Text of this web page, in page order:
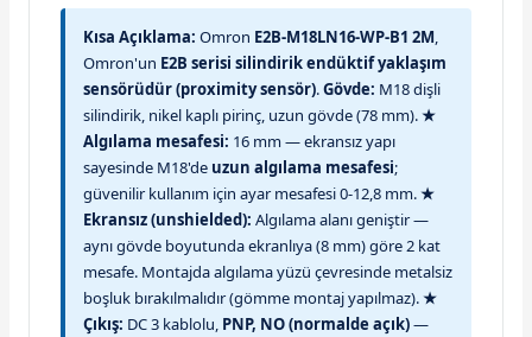
Kısa Açıklama: Omron E2B-M18LN16-WP-B1 2M,
Omron'un E2B serisi silindirik endüktif yaklaşım
sensörüdür (proximity sensör).Gövde: M18 dişli
silindirik, nikel kaplı pirinç, uzun gövde (78 mm).★
Algılama mesafesi: 16 mm — ekransız yapı
sayesinde M18'de uzun algılama mesafesi;
güvenilir kullanım için ayar mesafesi 0-12,8 mm.★
Ekransız (unshielded): Algılama alanı geniştir —
aynı gövde boyutunda ekranlıya (8 mm) göre 2 kat
mesafe. Montajda algılama yüzü çevresinde metalsiz
boşluk bırakılmalıdır (gömme montaj yapılmaz).★
Çıkış: DC 3 kablolu, PNP, NO (normalde açık)—